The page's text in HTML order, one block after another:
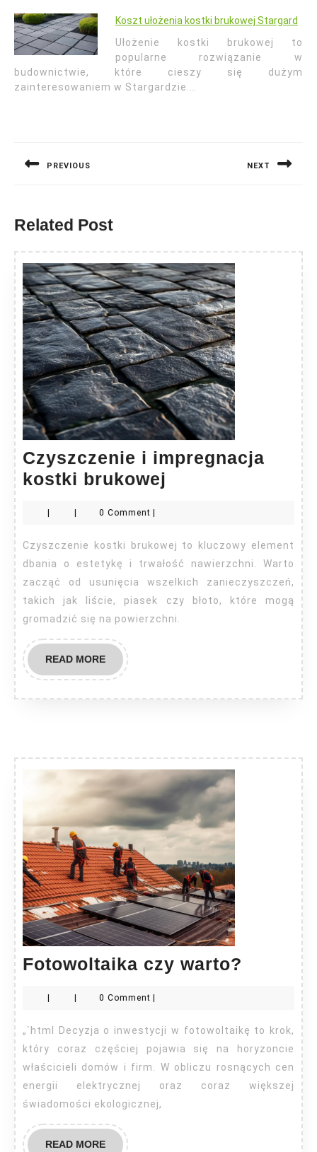
Koszt ułożenia kostki brukowej Stargard
Ułożenie kostki brukowej to
popularne rozwiązanie w
budownictwie, które cieszy się dużym
zainteresowaniem w Stargardzie.…
PREVIOUS NEXT
Related Post
Czyszczenie i impregnacja
kostki brukowej
kostki
brukowej
0 Comment
Czyszczenie kostki brukowej to kluczowy element
dbania o estetykę i trwałość nawierzchni. Warto
zacząć od usunięcia wszelkich zanieczyszczeń,
takich jak liście, piasek czy błoto, które mogą
gromadzić się na powierzchni.
READ MOREREAD
MORE
Fotowoltaika czy warto?
warto?
| | 0 Comment |
„`html Decyzja o inwestycji w fotowoltaikę to krok,
który coraz częściej pojawia się na horyzoncie
właścicieli domów i firm. W obliczu rosnących cen
energii elektrycznej oraz coraz większej
świadomości ekologicznej,
READ MOREREAD